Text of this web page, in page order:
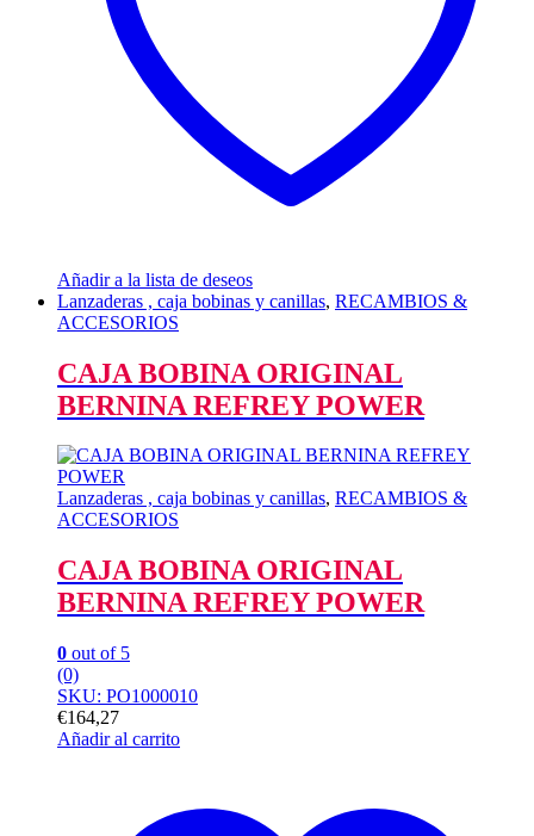
Añadir a la lista de deseos
Lanzaderas , caja bobinas y canillas, RECAMBIOS &
ACCESORIOS
CAJA BOBINA ORIGINAL
BERNINA REFREY POWER
Lanzaderas , caja bobinas y canillas, RECAMBIOS &
ACCESORIOS
CAJA BOBINA ORIGINAL
BERNINA REFREY POWER
0 out of 5
(0)
SKU: PO1000010
€164,27
Añadir al carrito